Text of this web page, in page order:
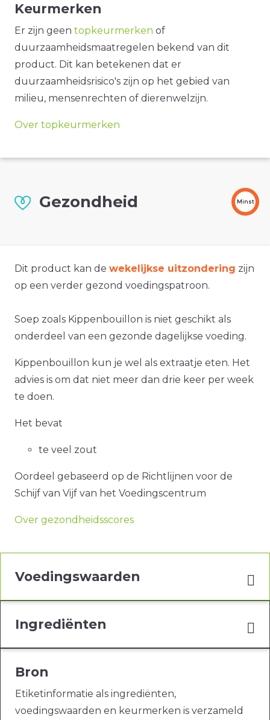
Keurmerken
Er zijn geen topkeurmerken of
duurzaamheidsmaatregelen bekend van dit
product. Dit kan betekenen dat er
duurzaamheidsrisico's zijn op het gebied van
milieu, mensenrechten of dierenwelzijn.
Over topkeurmerken
Gezondheid Minst
Dit product kan de wekelijkse uitzondering zijn
op een verder gezond voedingspatroon.
Soep zoals Kippenbouillon is niet geschikt als
onderdeel van een gezonde dagelijkse voeding.
Kippenbouillon kun je wel als extraatje eten. Het
advies is om dat niet meer dan drie keer per week
te doen.
Het bevat
te veel zout
Oordeel gebaseerd op de Richtlijnen voor de
Schijf van Vijf van het Voedingscentrum
Over gezondheidsscores
Voedingswaarden
Ingrediënten
Bron
Etiketinformatie als ingrediënten,
voedingswaarden en keurmerken is verzameld